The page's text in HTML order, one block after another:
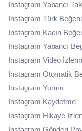
Instagram Yabancı
Instagram Türk Beğeni
Instagram Kadın
Instagram Yabancı
Instagram Video
Instagram Otomatik
Instagram Yorum
Instagram Kaydetme
Instagram Hikaye
Instagram Gönderi